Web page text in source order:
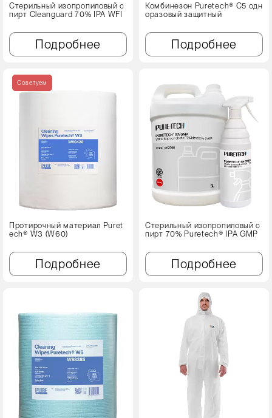
Стерильный изопропиловый с
пирт Cleanguard 70% IPA WFI
Подробнее
Комбинезон Puretech® C5 одн
оразовый защитный
Подробнее
Советуем
Протирочный материал Puret
ech® W3 (W60)
Подробнее
Стерильный изопропиловый с
пирт 70% Puretech® IPA GMP
Подробнее